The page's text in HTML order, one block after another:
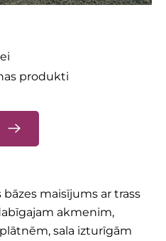
produkti
maisījums ar trass
akmenim,
sala izturīgām